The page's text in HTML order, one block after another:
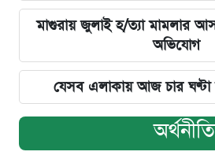
মাগুরায় জুলাই হ/ত্যা মামলার
অভিযোগ
যেসব এলাকায় আজ চার ঘণ্টা
অর্থনীতি